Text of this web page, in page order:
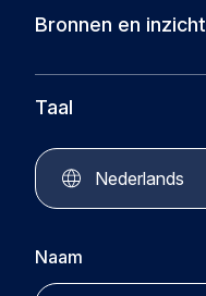
Circular Plastics
Circular Plastics
Circular Plastics
Contact
Bronnen en
Nieuws
Kennisbank
Taal
Nederlands
Naam